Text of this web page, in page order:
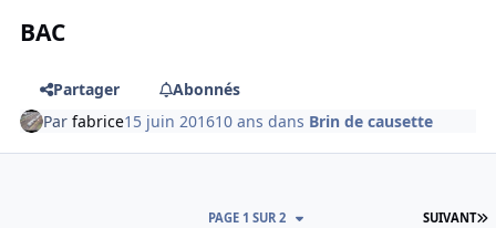
BAC
Partager
Abonnés
Parfabrice15 juin 201610 ans dans Brin de causette
SUIVANT
PAGE 1 SUR 2